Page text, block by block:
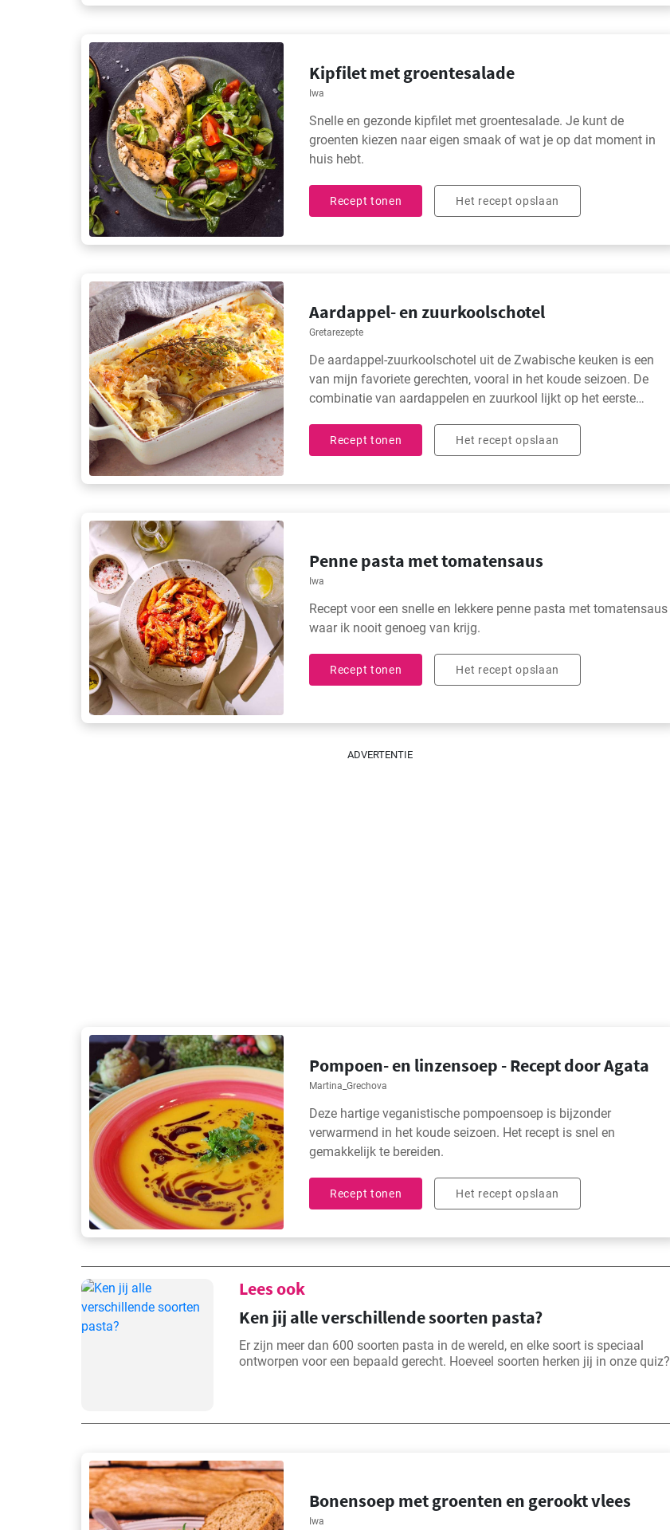
Kipfilet met groentesalade
Iwa
Snelle en gezonde kipfilet met groentesalade. Je kunt de
groenten kiezen naar eigen smaak of wat je op dat moment in
huis hebt.
Recept tonen Het recept opslaan
Aardappel- en zuurkoolschotel
Gretarezepte
De aardappel-zuurkoolschotel uit de Zwabische keuken is een
van mijn favoriete gerechten, vooral in het koude seizoen. De
combinatie van aardappelen en zuurkool lijkt op het eerste
De aardappelschotel is een stevige, verwarmende maaltijd,
perfect voor de koude herfst- en winterdagen.
Recept tonen Het recept opslaan
Penne pasta met tomatensaus
Iwa
Recept voor een snelle en lekkere penne pasta met tomatensaus
waar ik nooit genoeg van krijg.
Recept tonen Het recept opslaan
ADVERTENTIE
Pompoen- en linzensoep - Recept door Agata
Martina_Grechova
Deze hartige veganistische pompoensoep is bijzonder
verwarmend in het koude seizoen. Het recept is snel en
gemakkelijk te bereiden.
Recept tonen Het recept opslaan
Lees ook
Ken jij alle verschillende soorten pasta?
Er zijn meer dan 600 soorten pasta in de wereld, en elke soort is speciaal
ontworpen voor een bepaald gerecht. Hoeveel soorten herken jij in onze quiz?
Bonensoep met groenten en gerookt vlees
Iwa